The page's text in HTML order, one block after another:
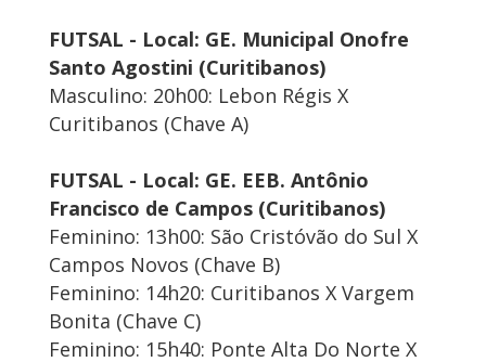
FUTSAL - Local: GE. Municipal Onofre
Santo Agostini (Curitibanos)
Masculino: 20h00: Lebon Régis X
Curitibanos (Chave A)
FUTSAL - Local: GE. EEB. Antônio
Francisco de Campos (Curitibanos)
Feminino: 13h00: São Cristóvão do Sul X
Campos Novos (Chave B)
Feminino: 14h20: Curitibanos X Vargem
Bonita (Chave C)
Feminino: 15h40: Ponte Alta Do Norte X